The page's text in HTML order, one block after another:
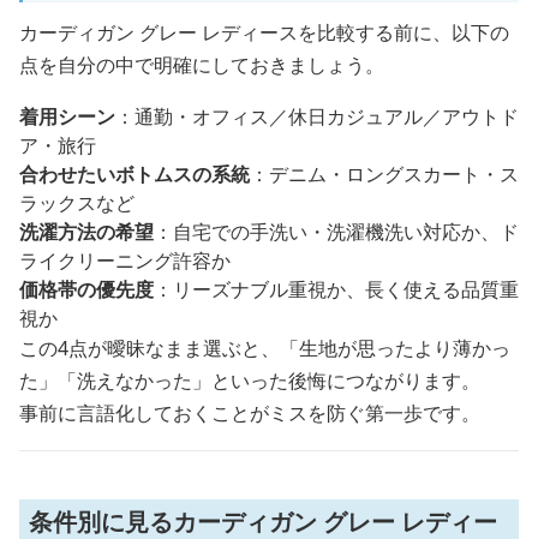
カーディガン グレー レディースを比較する前に、以下の
点を自分の中で明確にしておきましょう。
着用シーン ：通勤・オフィス／休日カジュアル／アウトド
ア・旅行
合わせたいボトムスの系統：デニム・ロングスカート・ス
ラックスなど
洗濯方法の希望 ：自宅での手洗い・洗濯機洗い対応か、ド
ライクリーニング許容か
価格帯の優先度 ：リーズナブル重視か、長く使える品質重
視か
この4点が曖昧なまま選ぶと、「生地が思ったより薄かっ
た」「洗えなかった」といった後悔につながります。
事前に言語化しておくことがミスを防ぐ第一歩です。
条件別に見るカーディガン グレー レディー